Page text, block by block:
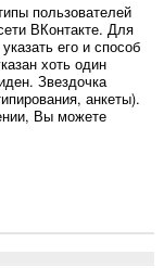
пользователей
ВКонтакте. Для
его и способ
хоть один
Звездочка
анкеты).
Вы можете